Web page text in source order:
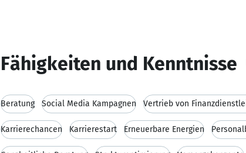
Fähigkeiten und Kenntnisse
Beratung Social Media Kampagnen Vertrieb von
Karrierechancen Karrierestart Erneuerbare Energien